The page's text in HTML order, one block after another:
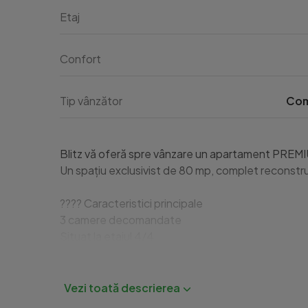
Etaj
Confort
Tip vânzător
Blitz vă oferă spre vânzare un apartament
Un spațiu exclusivist de 80 mp, complet
???? Caracteristici principale
3 camere decomandate